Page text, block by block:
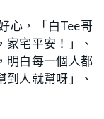
心，「白Tee哥
宅平安！」、
明白每一個人都
人就幫呀」、